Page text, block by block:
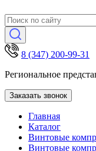
8 (347) 200-99-31
Региональное
Заказать звонок
Главная
Каталог
Винтовые
Винтовые